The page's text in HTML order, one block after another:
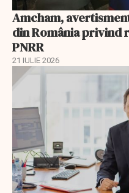
Amcham,
din România
PNRR
21 IULIE 2026